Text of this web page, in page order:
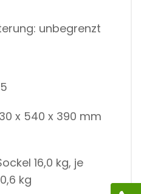
unbegrenzt
x 540 x 390 mm
16,0 kg, je
kg